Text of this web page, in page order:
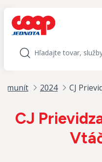
Hľadať
2024 CJ
CJ